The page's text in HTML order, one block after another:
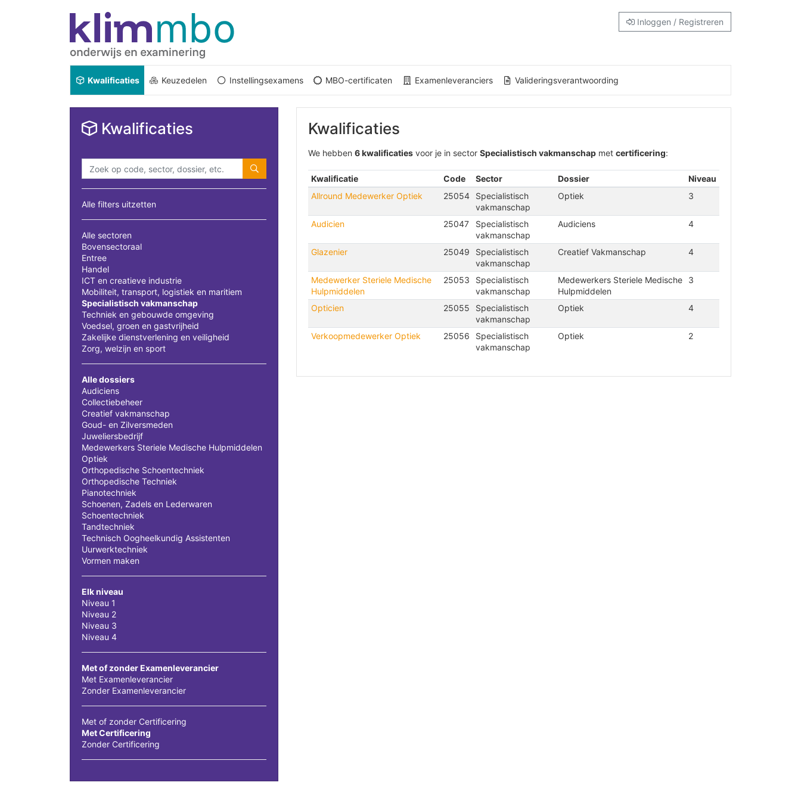
Inloggen / Registreren
Kwalificaties Keuzedelen Instellingsexamens MBO-certificaten Examenleveranciers Valideringsverantwoording
Kwalificaties
Alle filters uitzetten
Alle sectoren
Bovensectoraal
Entree
Handel
ICT en creatieve industrie
Mobiliteit, transport, logistiek en maritiem
Specialistisch vakmanschap
Techniek en gebouwde omgeving
Voedsel, groen en gastvrijheid
Zakelijke dienstverlening en veiligheid
Zorg, welzijn en sport
Alle dossiers
Audiciens
Collectiebeheer
Creatief vakmanschap
Goud- en Zilversmeden
Juweliersbedrijf
Medewerkers Steriele Medische Hulpmiddelen
Optiek
Orthopedische Schoentechniek
Orthopedische Techniek
Pianotechniek
Schoenen, Zadels en Lederwaren
Schoentechniek
Tandtechniek
Technisch Oogheelkundig Assistenten
Uurwerktechniek
Vormen maken
Elk niveau
Niveau 1
Niveau 2
Niveau 3
Niveau 4
Met of zonder Examenleverancier
Met Examenleverancier
Zonder Examenleverancier
Met of zonder Certificering
Met Certificering
Zonder Certificering
Kwalificaties
We hebben 6 kwalificaties voor je in sector Specialistisch vakmanschap met certificering:
Kwalificatie Code Sector Dossier
Niveau
Allround Medewerker Optiek
25054
Specialistisch
vakmanschap
Optiek 3
Audicien 25047
Specialistisch
vakmanschap
Audiciens 4
Glazenier 25049
Specialistisch
vakmanschap
Creatief Vakmanschap 4
Medewerker Steriele Medische
Hulpmiddelen
25053
Specialistisch
vakmanschap
Medewerkers Steriele Medische
Hulpmiddelen
3
Opticien 25055
Specialistisch
vakmanschap
Optiek 4
Verkoopmedewerker Optiek 25056
Specialistisch
vakmanschap
Optiek 2